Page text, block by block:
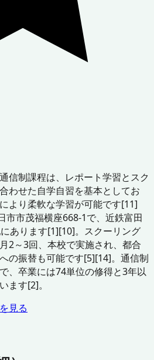
信制課程は、レポート学習とスク
わせた自学自習を基本としてお
より柔軟な学習が可能です[11]
市市茂福横座668-1で、近鉄富田
あります[1][10]。スクーリング
2～3回、本校で実施され、都合
の振替も可能です[5][14]。通信制
、卒業には74単位の修得と3年以
ます[2]。
見る